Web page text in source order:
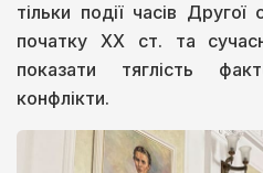
тільки події часів Другої
початку XX ст. та
показати тяглість
конфлікти.